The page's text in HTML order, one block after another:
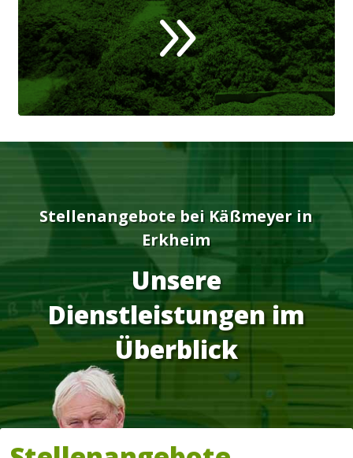
9
Stellenangebote bei Käßmeyerin
Erkheim
Unsere
Dienstleistungen im
Überblick